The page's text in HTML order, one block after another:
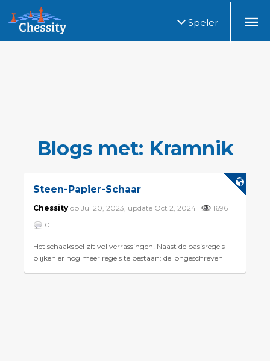
Speler
Blogs met: Kramnik
Steen-Papier-Schaar
Chessity op Jul 20, 2023, update Oct 2, 2024
1696
0
Het schaakspel zit vol verrassingen! Naast de basisregels
blijken er nog meer regels te bestaan: de 'ongeschreven